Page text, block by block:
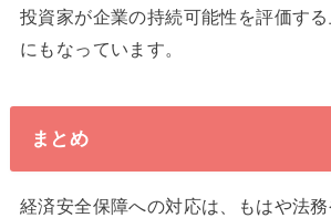
投資家が企業の持続可能性を評価す
にもなっています。
まとめ
経済安全保障への対応は、もはや法